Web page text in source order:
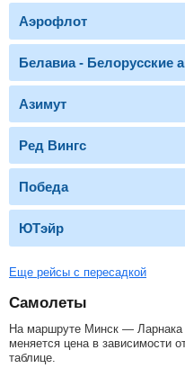
Аэрофлот
Белавиа - Белорусские
Азимут
Ред Вингс
Победа
ЮТэйр
Еще рейсы с пересадкой
Самолеты
На маршруте Минск — Ларнака
меняется цена в зависимости
таблице.